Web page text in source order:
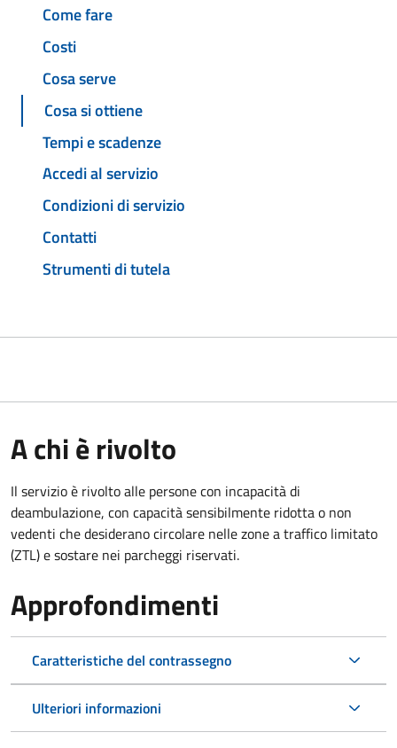
Come fare
Costi
Cosa serve
Cosa si ottiene
Tempi e scadenze
Accedi al servizio
Condizioni di servizio
Contatti
Strumenti di tutela
A chi è rivolto
Il servizio è rivolto alle persone con incapacità di
deambulazione, con capacità sensibilmente ridotta o non
vedenti che desiderano circolare nelle zone a traffico limitato
(ZTL) e sostare nei parcheggi riservati.
Approfondimenti
Caratteristiche del contrassegno
Ulteriori informazioni